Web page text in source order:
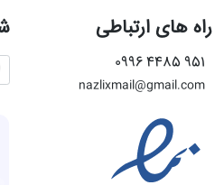
راه های ارتباطی
951 4485 0996
nazlixmail@gmail.com